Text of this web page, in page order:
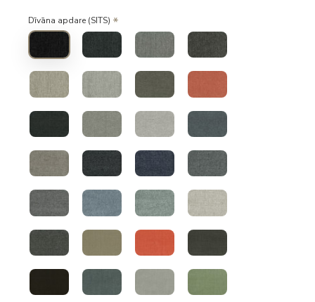
Dīvāna apdare (SITS)